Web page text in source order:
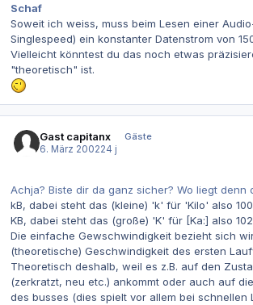
Schaf
Soweit ich weiss, muss beim Lesen einer
Singlespeed) ein konstanter Datenstrom von
Vielleicht könntest du das noch etwas
"theoretisch" ist.
Gast capitanx
Gäste
6. März 200224 j
Achja? Biste dir da ganz sicher? Wo liegt denn
kB, dabei steht das (kleine) 'k' für 'Kilo' also
KB, dabei steht das (große) 'K' für [Ka:] also
Die einfache Gewschwindigkeit bezieht sich
(theoretische) Geschwindigkeit des ersten
Theoretisch deshalb, weil es z.B. auf den
(zerkratzt, neu etc.) ankommt oder auch auf
des busses (dies spielt vor allem bei schnellen